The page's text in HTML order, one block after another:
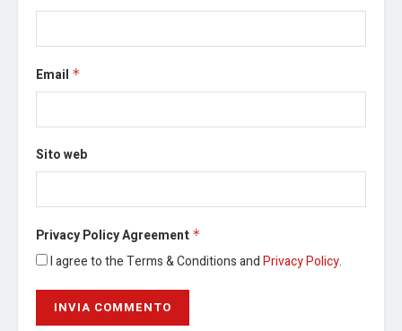
Email *
Sito web
Privacy Policy Agreement *
I agree to the Terms & Conditions andPrivacy Policy.